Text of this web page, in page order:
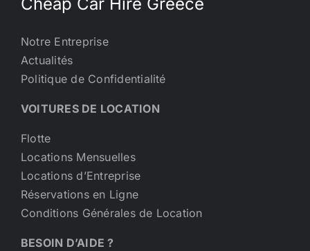
Notre Entreprise
Actualités
Politique de Confidentialité
VOITURES DE LOCATION
Flotte
Locations Mensuelles
Locations d’Entreprise
Réservations en Ligne
Conditions Générales de Location
BESOIN D’AIDE ?